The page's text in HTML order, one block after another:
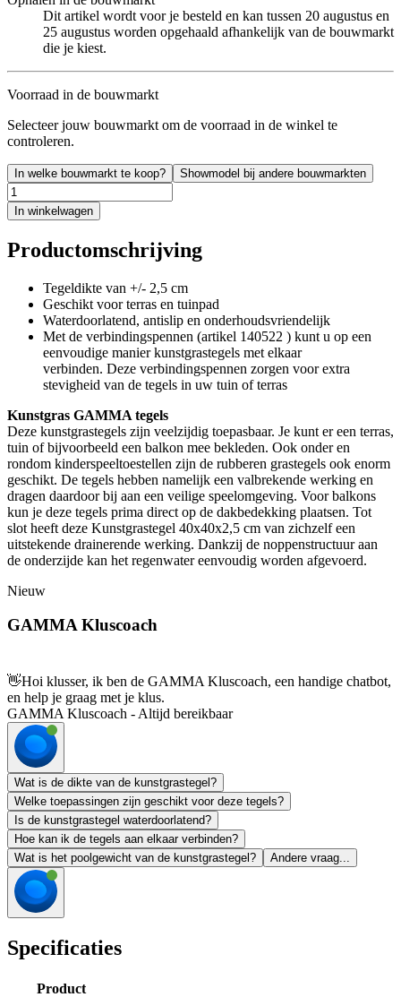
Dit artikel wordt voor je besteld en kan tussen 20 augustus en
25 augustus worden opgehaald afhankelijk van de bouwmarkt
die je kiest.
Voorraad in de bouwmarkt
Selecteer jouw bouwmarkt om de voorraad in de winkel te
controleren.
In welke bouwmarkt te koop? Showmodel bij andere bouwmarkten
In winkelwagen
Productomschrijving
Tegeldikte van +/- 2,5 cm
Geschikt voor terras en tuinpad
Waterdoorlatend, antislip en onderhoudsvriendelijk
Met de verbindingspennen (artikel 140522 ) kunt u op een
eenvoudige manier kunstgrastegels met elkaar
verbinden. Deze verbindingspennen zorgen voor extra
stevigheid van de tegels in uw tuin of terras
Kunstgras GAMMA tegels
Deze kunstgrastegels zijn veelzijdig toepasbaar. Je kunt er een terras,
tuin of bijvoorbeeld een balkon mee bekleden. Ook onder en
rondom kinderspeeltoestellen zijn de rubberen grastegels ook enorm
geschikt. De tegels hebben namelijk een valbrekende werking en
dragen daardoor bij aan een veilige speelomgeving. Voor balkons
kun je deze tegels prima direct op de dakbedekking plaatsen. Tot
slot heeft deze Kunstgrastegel 40x40x2,5 cm van zichzelf een
uitstekende drainerende werking. Dankzij de noppenstructuur aan
de onderzijde kan het regenwater eenvoudig worden afgevoerd.
Nieuw
GAMMA Kluscoach
👋Hoi klusser, ik ben de GAMMA Kluscoach, een handige chatbot,
en help je graag met je klus.
GAMMA Kluscoach - Altijd bereikbaar
Wat is de dikte van de kunstgrastegel?
Welke toepassingen zijn geschikt voor deze tegels?
Is de kunstgrastegel waterdoorlatend?
Hoe kan ik de tegels aan elkaar verbinden?
Wat is het poolgewicht van de kunstgrastegel?
Andere vraag...
Specificaties
Product